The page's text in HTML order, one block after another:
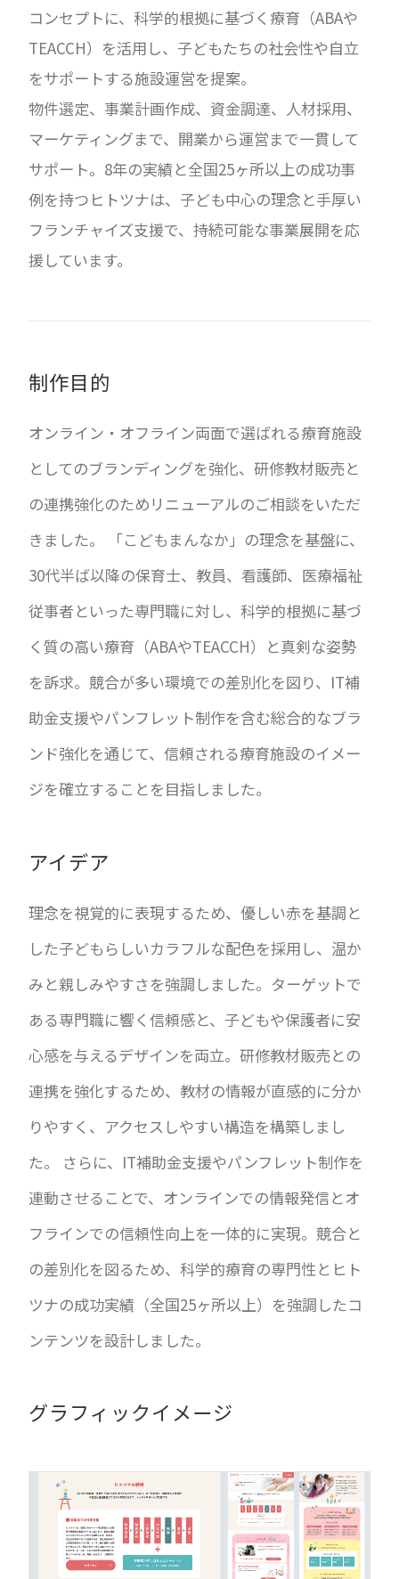
コンセプトに、科学的根拠に基づく療育（ABAや
TEACCH）を活用し、子どもたちの社会性や自立
をサポートする施設運営を提案。
物件選定、事業計画作成、資金調達、人材採用、
マーケティングまで、開業から運営まで一貫して
サポート。8年の実績と全国25ヶ所以上の成功事
例を持つヒトツナは、子ども中心の理念と手厚い
フランチャイズ支援で、持続可能な事業展開を応
援しています。
制作目的
オンライン・オフライン両面で選ばれる療育施設
としてのブランディングを強化、研修教材販売と
の連携強化のためリニューアルのご相談をいただ
きました。 「こどもまんなか」の理念を基盤に、
30代半ば以降の保育士、教員、看護師、医療福祉
従事者といった専門職に対し、科学的根拠に基づ
く質の高い療育（ABAやTEACCH）と真剣な姿勢
を訴求。競合が多い環境での差別化を図り、IT補
助金支援やパンフレット制作を含む総合的なブラ
ンド強化を通じて、信頼される療育施設のイメー
ジを確立することを目指しました。
アイデア
理念を視覚的に表現するため、優しい赤を基調と
した子どもらしいカラフルな配色を採用し、温か
みと親しみやすさを強調しました。ターゲットで
ある専門職に響く信頼感と、子どもや保護者に安
心感を与えるデザインを両立。研修教材販売との
連携を強化するため、教材の情報が直感的に分か
りやすく、アクセスしやすい構造を構築しまし
た。 さらに、IT補助金支援やパンフレット制作を
連動させることで、オンラインでの情報発信とオ
フラインでの信頼性向上を一体的に実現。競合と
の差別化を図るため、科学的療育の専門性とヒト
ツナの成功実績（全国25ヶ所以上）を強調したコ
ンテンツを設計しました。
グラフィックイメージ